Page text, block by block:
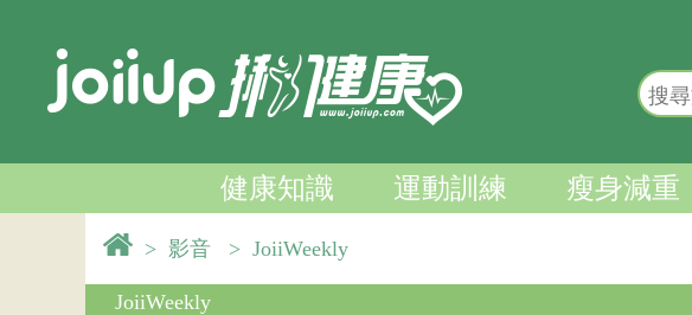
健康知識 運動訓練 瘦身減重
> 影音 > JoiiWeekly
JoiiWeekly